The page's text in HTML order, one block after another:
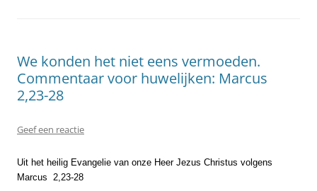
We konden het niet eens vermoeden.
Commentaar voor huwelijken: Marcus
2,23-28
Geef een reactie
Uit het heilig Evangelie van onze Heer Jezus Christus volgens
Marcus 2,23-28